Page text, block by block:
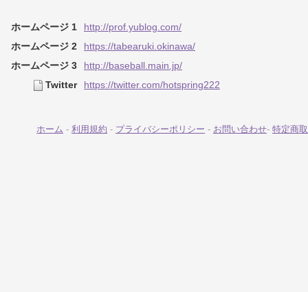
ホームページ 1
http://prof.yublog.com/
ホームページ 2
https://tabearuki.okinawa/
ホームページ 3
http://baseball.main.jp/
Twitter
https://twitter.com/hotspring222
ホーム - 利用規約 - プライバシーポリシー - お問い合わせ- 特定商